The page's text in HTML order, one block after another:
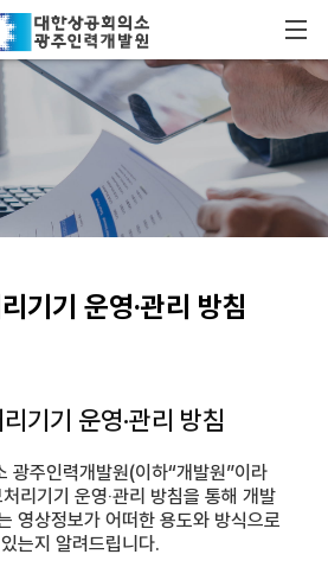
기기 운영·관리 방침
기기 운영·관리 방침
광주인력개발원(이하“개발원”이라
리기기 운영‧관리 방침을 통해 개발
영상정보가 어떠한 용도와 방식으로
는지 알려드립니다.